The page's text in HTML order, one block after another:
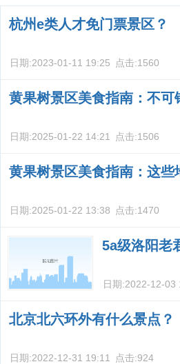
杭州e类人才免门票景区？
日期:2023-01-11 19:25 点击:1560
黄果树景区美食指南：不
日期:2025-01-22 14:21 点击:1506
黄果树景区美食指南：这
日期:2025-01-22 13:38 点击:1470
5a级洛阳老
日期:2022-12-03
北京北六环外有什么景点？
日期:2022-12-31 19:11 点击:924